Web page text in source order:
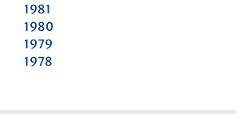
1981
1980
1979
1978